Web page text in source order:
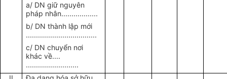
a/ DN giữ nguyên
pháp nhân..................
b/ DN thành lập mới
...................................
c/ DN chuyển nơi
khác về....
..........................